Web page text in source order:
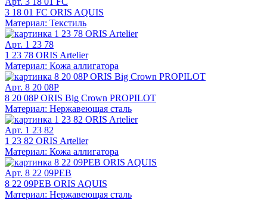
3 18 01 FC ORIS AQUIS
Материал: Текстиль
Арт. 1 23 78
1 23 78 ORIS Artelier
Материал: Кожа аллигатора
Арт. 8 20 08P
8 20 08P ORIS Big Crown PROPILOT
Материал: Нержавеющая сталь
Арт. 1 23 82
1 23 82 ORIS Artelier
Материал: Кожа аллигатора
Арт. 8 22 09PEB
8 22 09PEB ORIS AQUIS
Материал: Нержавеющая сталь